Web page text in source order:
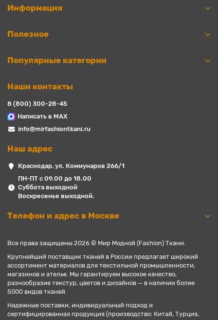
Информация
Полезное
Популярные категории
Наши контакты
8 (800) 300-28-45
Написать в MAX
info@mirfashiontkani.ru
Наш адрес
Краснодар, ул. Коммунаров 266/1
ПН-ПТ с 09.00 до 18.00
Суббота выходной
Воскресенье выходной.
Телефон и адрес в Москве
Все права защищены 2026 © Мир Модной (Fashion) Ткани.
Крупнейший поставщик тканей в России предлагает широкий
ассортимент материалов для текстильной промышленности,
магазинов и ателье. Мы гарантируем высокое качество,
разнообразие текстур, цветов и дизайнов — в наличии более
5000 видов тканей.
Надежные поставки, индивидуальный подход и
сертифицированная продукция (производство: Китай, Турция,